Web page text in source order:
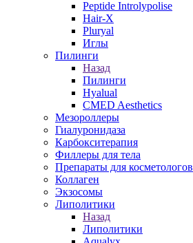
Peptide Introlypolise
Hair-X
Pluryal
Иглы
Пилинги
Назад
Пилинги
Hyalual
CMED Aesthetics
Мезороллеры
Гиалуронидаза
Карбокситерапия
Филлеры для тела
Препараты для косметологов
Коллаген
Экзосомы
Липолитики
Назад
Липолитики